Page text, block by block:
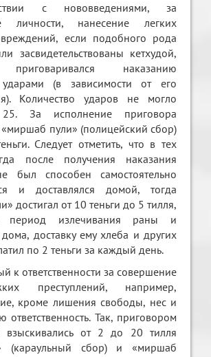
с нововведениями, за
личности, нанесение легких
если подобного рода
засвидетельствованы кетхудой,
наказанию
(в зависимости от его
Количество ударов не могло
За исполнение приговора
«миршаб пули» (полицейский сбор)
Следует отметить, что в тех
после получения наказания
был способен самостоятельно
и доставлялся домой, тогда
достигал от 10 теньги до 5 тилля,
излечивания раны и
доставку ему хлеба и других
по 2 теньги за каждый день.
к ответственности за совершение
преступлений, например,
кроме лишения свободы, нес и
ответственность. Так, приговором
взыскивались от 2 до 20 тилля
(караульный сбор) и «миршаб